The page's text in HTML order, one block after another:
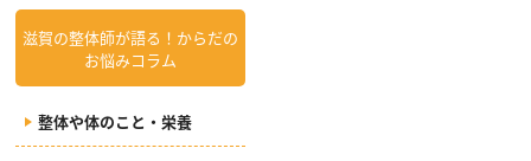
滋賀の整体師が語る！からだの
お悩みコラム
整体や体のこと・栄養